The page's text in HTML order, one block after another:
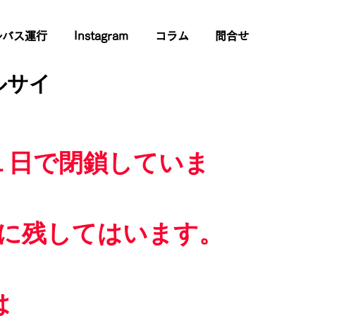
バス運行 Instagram コラム 問合せ
イ
で閉鎖していま
残してはいます。